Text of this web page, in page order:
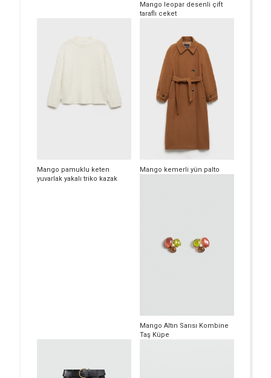
Mango leopar desenli çift
taraflı ceket
Mango pamuklu keten
yuvarlak yakalı triko kazak
Mango kemerli yün palto
Mango Altın Sarısı Kombine
Taş Küpe